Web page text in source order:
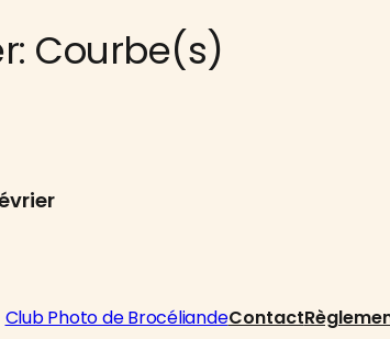
Courbe(s)
Club Photo de BrocéliandeContact